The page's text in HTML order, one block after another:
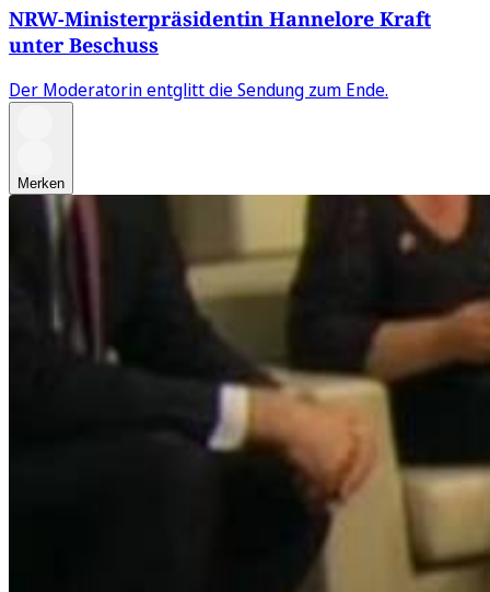
NRW-Ministerpräsidentin Hannelore Kraft
unter Beschuss
Der Moderatorin entglitt die Sendung zum Ende.
Merken